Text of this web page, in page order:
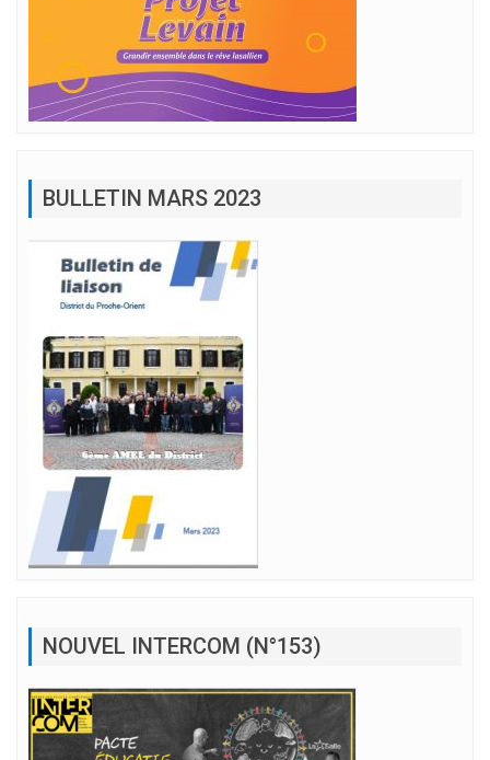
BULLETIN MARS 2023
NOUVEL INTERCOM (N°153)